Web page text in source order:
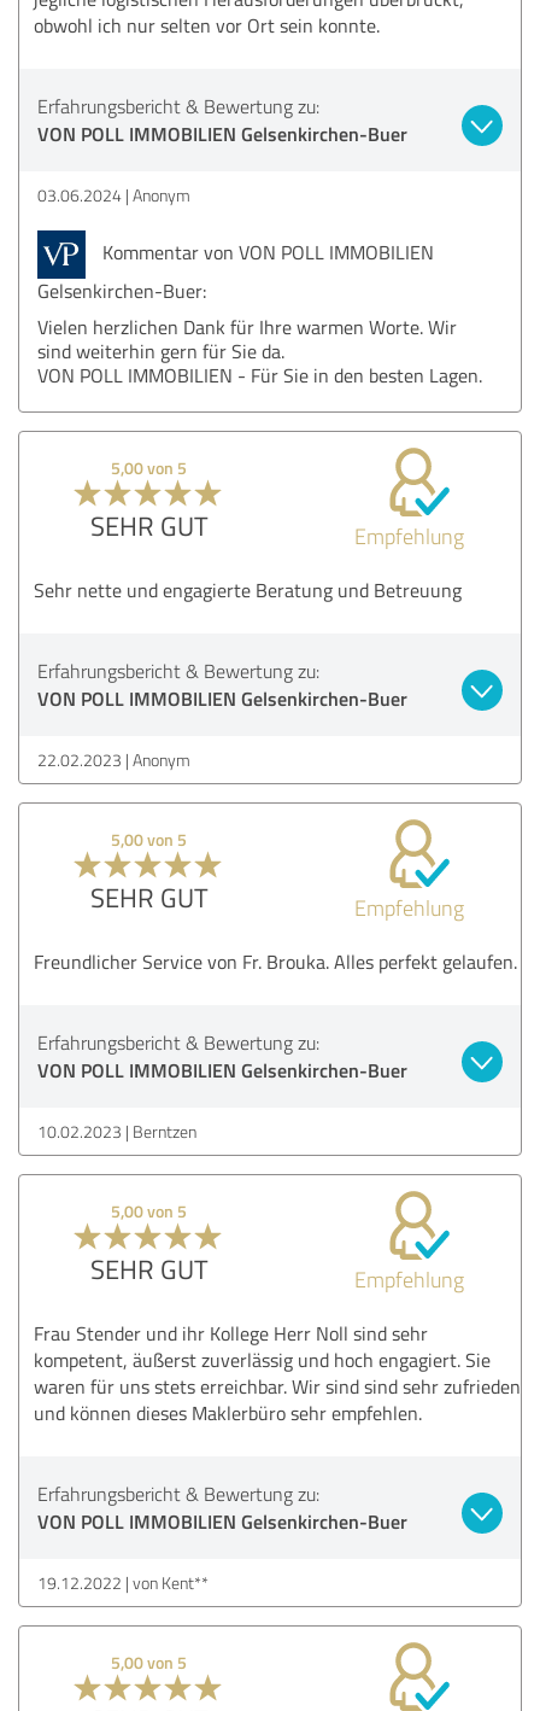
obwohl ich nur selten vor Ort sein konnte.
Erfahrungsbericht & Bewertung zu:
VON POLL IMMOBILIEN Gelsenkirchen-Buer
03.06.2024 Anonym
Kommentar von VON POLL IMMOBILIEN
Gelsenkirchen-Buer:
Vielen herzlichen Dank für Ihre warmen Worte. Wir
sind weiterhin gern für Sie da.
VON POLL IMMOBILIEN - Für Sie in den besten Lagen.
5,00 von 5
SEHR GUT Empfehlung
Sehr nette und engagierte Beratung und Betreuung
Erfahrungsbericht & Bewertung zu:
VON POLL IMMOBILIEN Gelsenkirchen-Buer
22.02.2023 Anonym
5,00 von 5
SEHR GUT Empfehlung
Freundlicher Service von Fr. Brouka. Alles perfekt gelaufen.
Erfahrungsbericht & Bewertung zu:
VON POLL IMMOBILIEN Gelsenkirchen-Buer
10.02.2023 Berntzen
5,00 von 5
SEHR GUT Empfehlung
Frau Stender und ihr Kollege Herr Noll sind sehr
kompetent, äußerst zuverlässig und hoch engagiert. Sie
waren für uns stets erreichbar. Wir sind sind sehr zufrieden
und können dieses Maklerbüro sehr empfehlen.
Erfahrungsbericht & Bewertung zu:
VON POLL IMMOBILIEN Gelsenkirchen-Buer
19.12.2022 von Kent**
5,00 von 5